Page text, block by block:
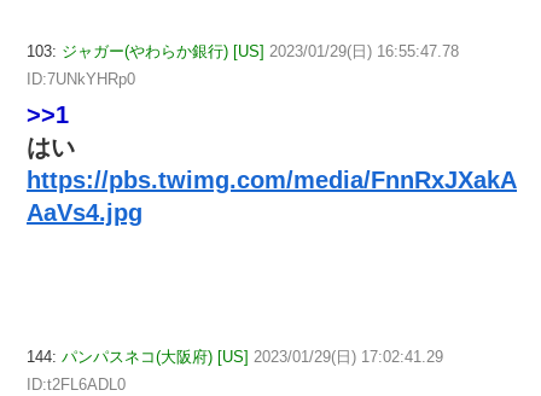
103: ジャガー(やわらか銀行) [US] 2023/01/29(日) 16:55:47.78
ID:7UNkYHRp0
>>1
はい
https://pbs.twimg.com/media/FnnRxJXakA
AaVs4.jpg
144: パンパスネコ(大阪府) [US] 2023/01/29(日) 17:02:41.29
ID:t2FL6ADL0